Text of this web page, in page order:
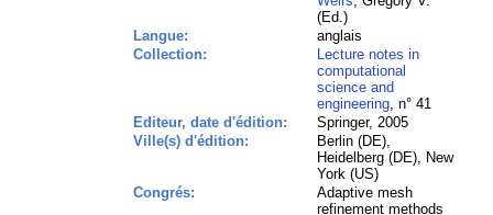
(Ed.)
Langue:
anglais
Collection:
Lecture notes in
computational
science and
engineering, n° 41
Editeur, date d'édition:
Springer, 2005
Ville(s) d'édition:
Berlin (DE),
Heidelberg (DE), New
York (US)
Congrés:
Adaptive mesh
refinement methods